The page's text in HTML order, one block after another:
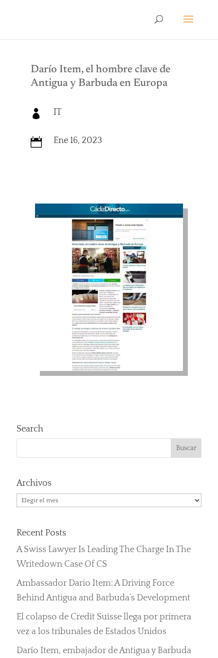
Darío Item, el hombre clave de
Antigua y Barbuda en Europa
 IT
 Ene 16, 2023
Search
Archivos
Archivos
Recent Posts
A Swiss Lawyer Is Leading The Charge In The
Writedown Case Of CS
Ambassador Dario Item: A Driving Force
Behind Antigua and Barbuda’s Development
El colapso de Credit Suisse llega por primera
vez a los tribunales de Estados Unidos
Darío Item, embajador de Antigua y Barbuda